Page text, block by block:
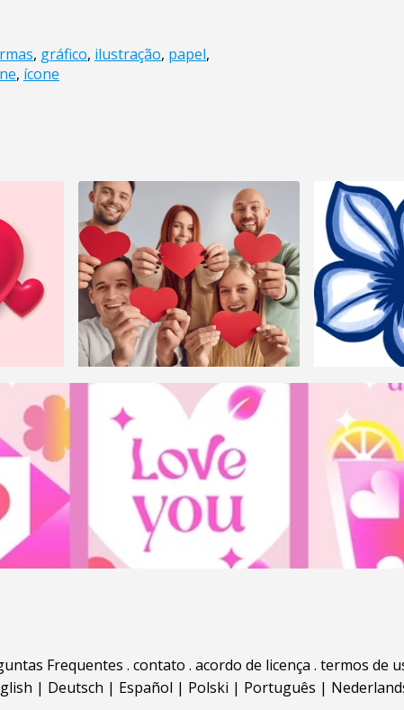
, gráfico, ilustração, papel,
, ícone
Frequentes . contato . acordo de licença . termos de
| Deutsch | Español | Polski | Português |